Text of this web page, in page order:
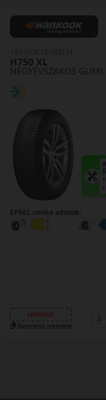
NÉGYÉVSZAKOS GUMI
H750 XL
EPREL cimke adatok:
LENDÜLET
Kuponkód másolása